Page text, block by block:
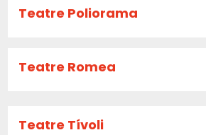
Teatre Poliorama
Teatre Romea
Teatre Tívoli